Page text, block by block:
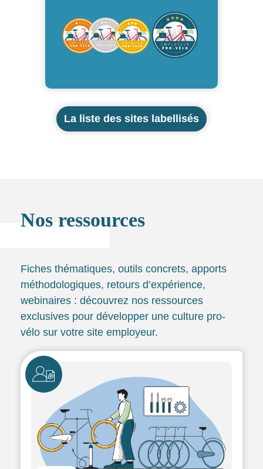
La liste des sites labellisés
Nos ressources
Fiches thématiques, outils concrets, apports
méthodologiques, retours d’expérience,
webinaires : découvrez nos ressources
exclusives pour développer une culture pro-
vélo sur votre site employeur.
Icône